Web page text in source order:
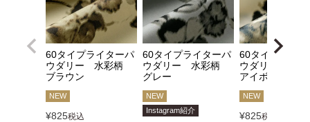
60タイプライターパ
ウダリー 水彩柄
ブラウン
NEW
¥825税込
60タイプライターパ
ウダリー 水彩柄
グレー
NEW
Instagram紹介
60タイプライ
ウダリー 水
アイボリー
NEW
¥825税込